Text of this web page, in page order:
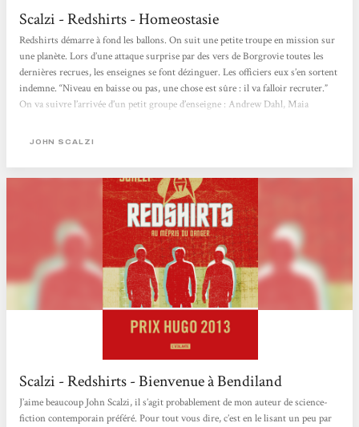
Scalzi - Redshirts - Homeostasie
Redshirts démarre à fond les ballons. On suit une petite troupe en mission sur
une planète. Lors d’une attaque surprise par des vers de Borgrovie toutes les
dernières recrues, les enseignes se font dézinguer. Les officiers eux s’en sortent
indemne. “Niveau en baisse ou pas, une chose est sûre : il va falloir recruter.”
On va suivre l’arrivée d’un petit groupe d’enseigne : Andrew Dahl, Maia
Universelle : Intrépide. On suivra plus particulièrement Dahl et son
JOHN SCALZI
Scalzi - Redshirts - Bienvenue à Bendiland
J’aime beaucoup John Scalzi, il s’agit probablement de mon auteur de science-
fiction contemporain préféré. Pour tout vous dire, c’est en le lisant un peu par